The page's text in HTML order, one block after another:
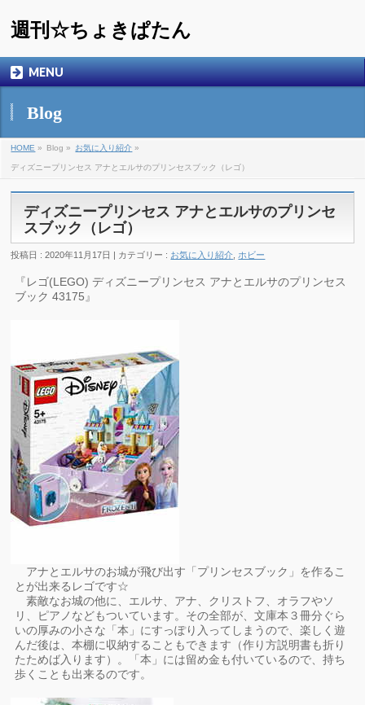
週刊☆ちょきぱたん
MENU
Blog
HOME » Blog » お気に入り紹介 »
ディズニープリンセス アナとエルサのプリンセスブック（レゴ）
ディズニープリンセス アナとエルサのプリンセ
スブック（レゴ）
投稿日 : 2020年11月17日 | カテゴリー : お気に入り紹介 ホビー
『レゴ(LEGO) ディズニープリンセス アナとエルサのプリンセス
ブック 43175』
アナとエルサのお城が飛び出す「プリンセスブック」を作るこ
とが出来るレゴです☆
素敵なお城の他に、エルサ、アナ、クリストフ、オラフやソ
リ、ピアノなどもついています。その全部が、文庫本３冊分ぐら
いの厚みの小さな「本」にすっぽり入ってしまうので、楽しく遊
んだ後は、本棚に収納することもできます（作り方説明書も折り
たためば入ります）。「本」には留め金も付いているので、持ち
歩くことも出来るのです。